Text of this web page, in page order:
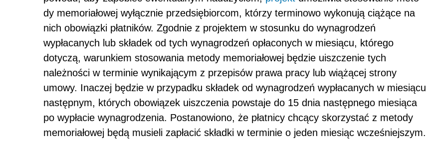
dy memoriałowej wyłącznie przedsiębiorcom, którzy terminowo wykonują ciążące na
nich obowiązki płatników. Zgodnie z projektem w stosunku do wynagrodzeń
wypłacanych lub składek od tych wynagrodzeń opłaconych w miesiącu, którego
dotyczą, warunkiem stosowania metody memoriałowej będzie uiszczenie tych
należności w terminie wynikającym z przepisów prawa pracy lub wiążącej strony
umowy. Inaczej będzie w przypadku składek od wynagrodzeń wypłacanych w miesiącu
następnym, których obowiązek uiszczenia powstaje do 15 dnia następnego miesiąca
po wypłacie wynagrodzenia. Postanowiono, że płatnicy chcący skorzystać z metody
memoriałowej będą musieli zapłacić składki w terminie o jeden miesiąc wcześniejszym.